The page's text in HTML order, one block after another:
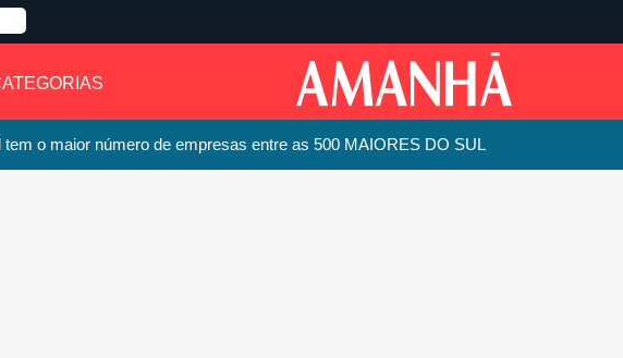
tem o maior número de empresas entre as 500 MAIORES DO SUL